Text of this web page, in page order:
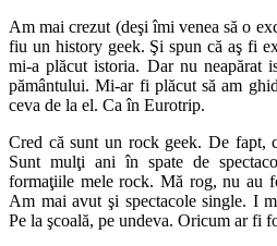
Am mai crezut (deşi îmi venea să o
fiu un history geek. Şi spun că aş fi
mi-a plăcut istoria. Dar nu neapărat
pământului. Mi-ar fi plăcut să am
ceva de la el. Ca în Eurotrip.
Cred că sunt un rock geek. De fapt,
Sunt mulţi ani în spate de
formaţiile mele rock. Mă rog, nu au
Am mai avut şi spectacole single. I
Pe la şcoală, pe undeva. Oricum ar fi